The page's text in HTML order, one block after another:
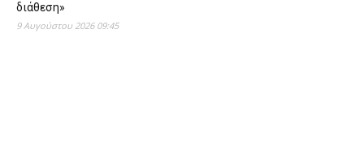
διάθεση»
9 Αυγούστου 2026 09:45